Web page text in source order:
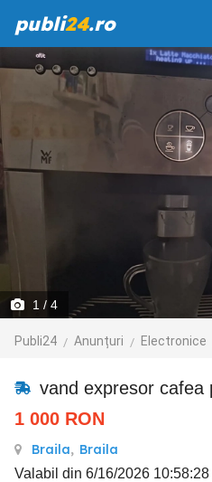
publi24.ro
1 / 4
Publi24 Anunțuri Electronice
vand expresor cafea
1 000 RON
Braila, Braila
Valabil din 6/16/2026 10:58:28